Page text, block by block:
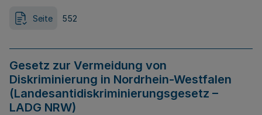
Seite 552
Gesetz zur Vermeidung von
Diskriminierung in Nordrhein-Westfalen
(Landesantidiskriminierungsgesetz –
LADG NRW)